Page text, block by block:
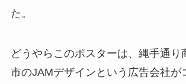
た。
どうやらこのポスターは、縄手通り
市のJAMデザインという広告会社が